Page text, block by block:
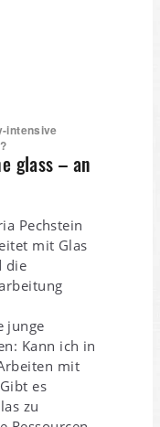
intensive
glass – an
Pechstein
mit Glas
die
junge
Kann ich in
mit
es
zu